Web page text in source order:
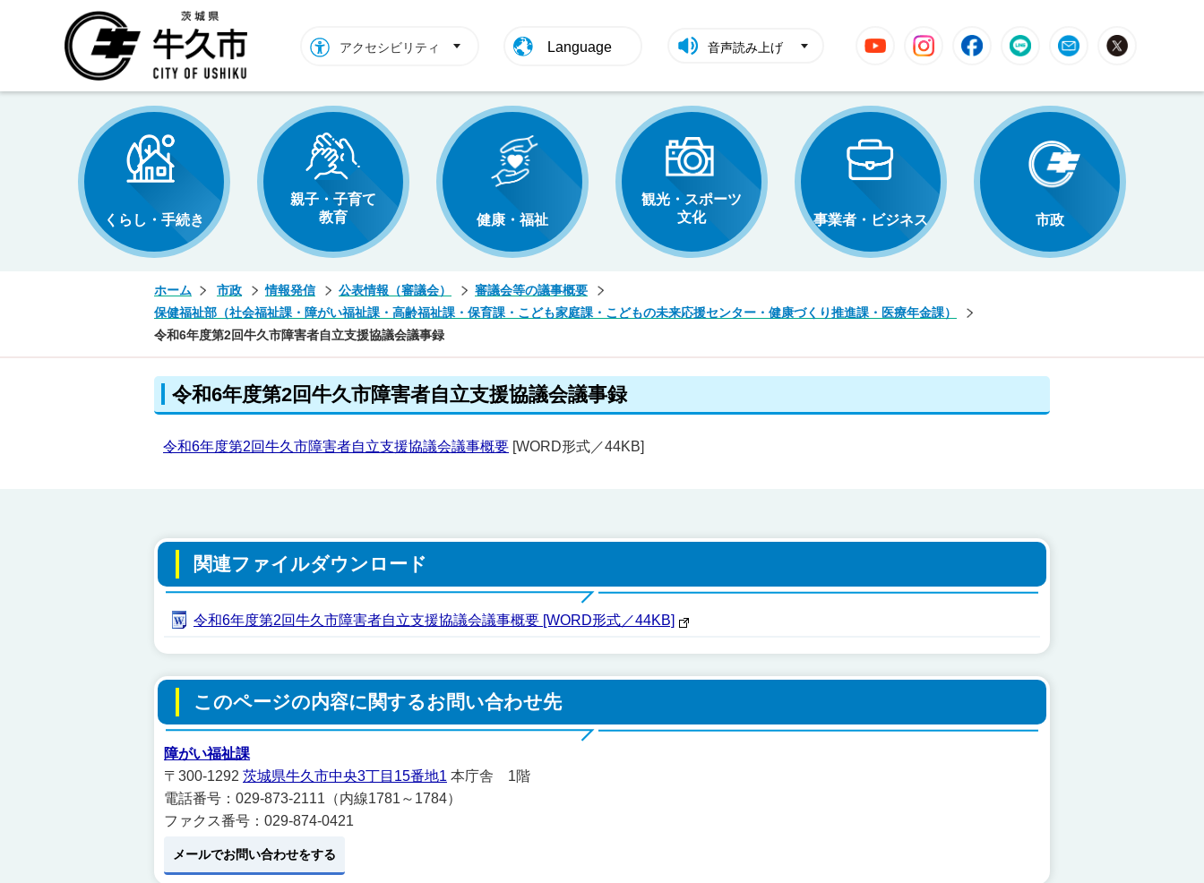
アクセシビリティ Language 音声読み上げ
YouTube InstagramFacebookLINE Mail
くらし・手続き
親子・子育て
教育
健康・福祉
観光・スポーツ
文化
事業者・ビジネス 市政
ホーム 市政 情報発信 公表情報（審議会）
審議会等の議事概要
保健福祉部（社会福祉課・障がい福祉課・高齢福祉課・保育課・こども家庭課・こどもの未来応援センター・健康づくり推進課・医療年金課）
令和6年度第2回牛久市障害者自立支援協議会議事録
令和6年度第2回牛久市障害者自立支援協議会議事録
令和6年度第2回牛久市障害者自立支援協議会議事概要 [WORD形式／44KB]
関連ファイルダウンロード
令和6年度第2回牛久市障害者自立支援協議会議事概要 [WORD形式／44KB]
このページの内容に関するお問い合わせ先
障がい福祉課
〒300-1292 茨城県牛久市中央3丁目15番地1 本庁舎 1階
電話番号：029-873-2111（内線1781～1784）
ファクス番号：029-874-0421
メールでお問い合わせをする